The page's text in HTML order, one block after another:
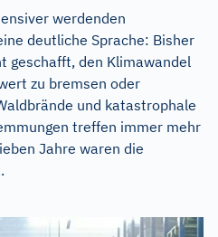
werdenden
deutliche Sprache: Bisher
geschafft, den Klimawandel
zu bremsen oder
und katastrophale
treffen immer mehr
Jahre waren die